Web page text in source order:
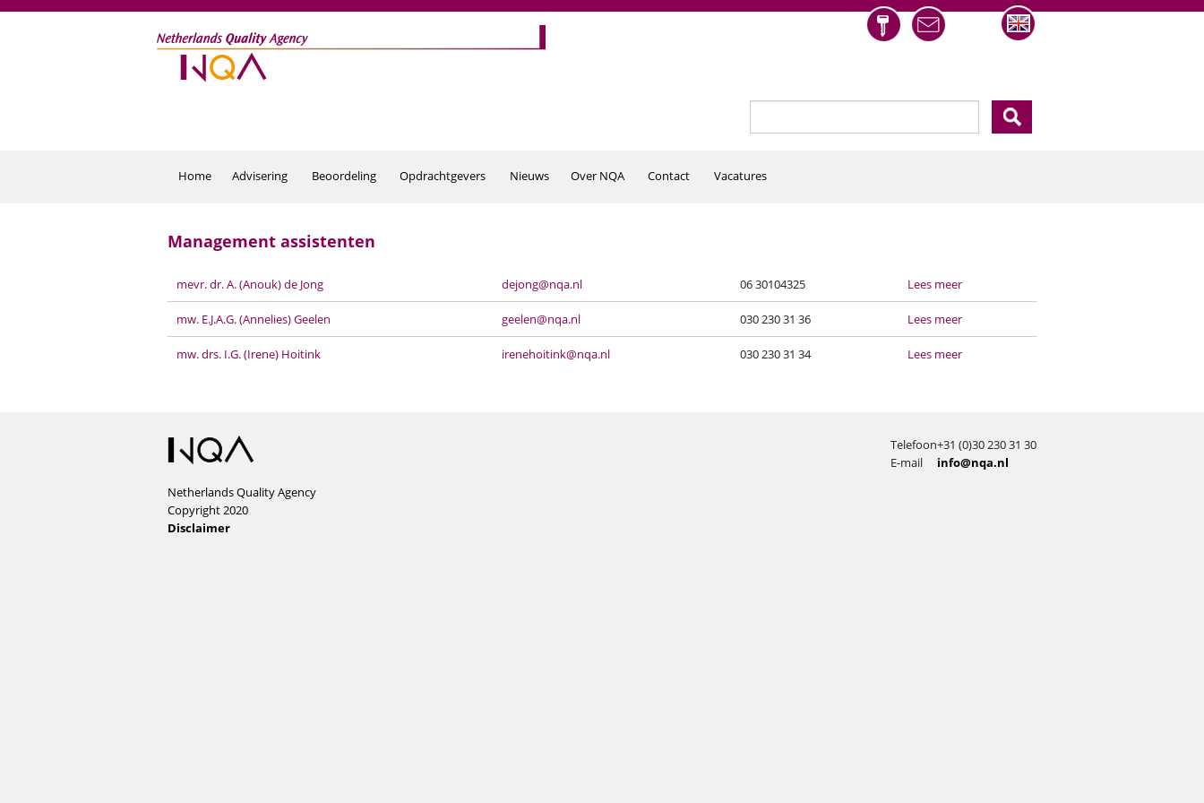
Overslaan en naar de inhoud gaan
Home Advisering Beoordeling Opdrachtgevers Nieuws Over NQA Contact Vacatures
Management assistenten
mevr. dr. A. (Anouk) de Jong dejong@nqa.nl 06 30104325 Lees meer
mw. E.J.A.G. (Annelies) Geelen geelen@nqa.nl 030 230 31 36 Lees meer
mw. drs. I.G. (Irene) Hoitink irenehoitink@nqa.nl 030 230 31 34 Lees meer
Netherlands Quality Agency
Copyright 2020
Disclaimer
Telefoon+31 (0)30 230 31 30
E-mail
info@nqa.nl